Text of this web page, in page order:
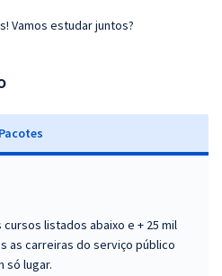
Vamos estudar juntos?
Pacotes
listados abaixo e + 25 mil
as carreiras do serviço público
só lugar.